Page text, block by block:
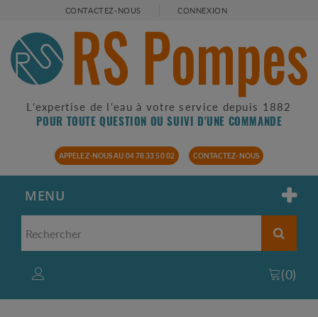
CONTACTEZ-NOUS CONNEXION
L'expertise de l'eau à votre service depuis 1882
POUR TOUTE QUESTION OU SUIVI D'UNE COMMANDE
APPELEZ-NOUS AU 04 78 33 50 02 CONTACTEZ-NOUS
MENU
(0)